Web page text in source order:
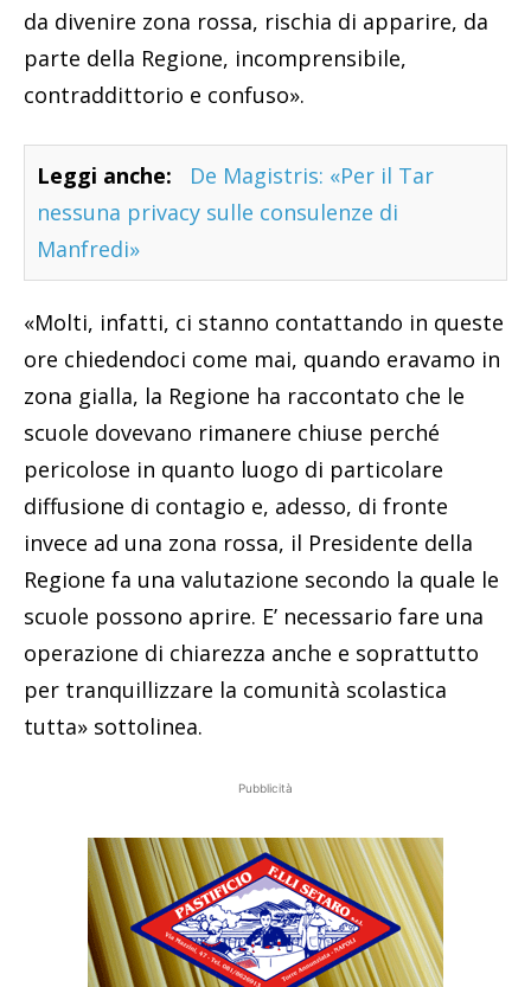
da divenire zona rossa, rischia di apparire, da
parte della Regione, incomprensibile,
contraddittorio e confuso».
Leggi anche:
De Magistris: «Per il Tar
nessuna privacy sulle consulenze di
Manfredi»
«Molti, infatti, ci stanno contattando in queste
ore chiedendoci come mai, quando eravamo in
zona gialla, la Regione ha raccontato che le
scuole dovevano rimanere chiuse perché
pericolose in quanto luogo di particolare
diffusione di contagio e, adesso, di fronte
invece ad una zona rossa, il Presidente della
Regione fa una valutazione secondo la quale le
scuole possono aprire. E’ necessario fare una
operazione di chiarezza anche e soprattutto
per tranquillizzare la comunità scolastica
tutta» sottolinea.
Pubblicità